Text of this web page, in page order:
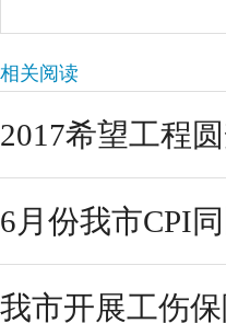
相关阅读
2017希望工程
6月份我市CPI
我市开展工伤